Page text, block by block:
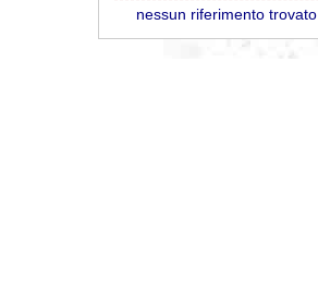
nessun riferimento trovato